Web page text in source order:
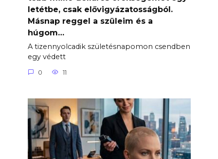
letétbe, csak elővigyázatosságból.
Másnap reggel a szüleim és a
húgom…
A tizennyolcadik születésnapomon csendben
egy védett
0 11